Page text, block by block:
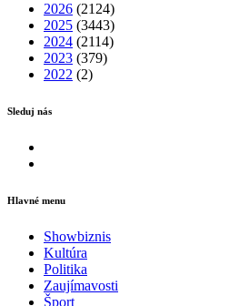
2026 (2124)
2025 (3443)
2024 (2114)
2023 (379)
2022 (2)
Sleduj nás
Hlavné menu
Showbiznis
Kultúra
Politika
Zaujímavosti
Šport